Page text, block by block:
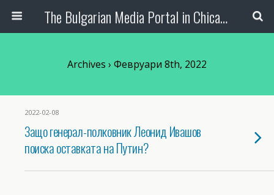
The Bulgarian Media Portal in Chicago
Archives › Февруари 8th, 2022
2022-02-08
Защо генерал-полковник Леонид Ивашов
поиска оставката на Путин?